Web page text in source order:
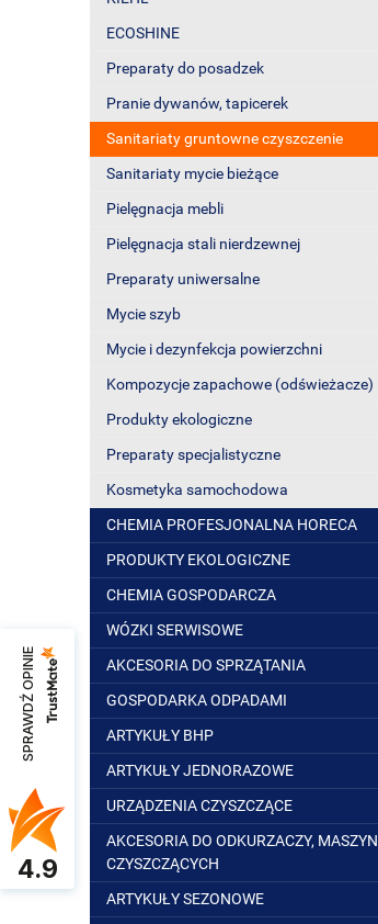
ECOSHINE
Preparaty do posadzek
Pranie dywanów, tapicerek
Sanitariaty gruntowne czyszczenie
Sanitariaty mycie bieżące
Pielęgnacja mebli
Pielęgnacja stali nierdzewnej
Preparaty uniwersalne
Mycie szyb
Mycie i dezynfekcja powierzchni
Kompozycje zapachowe (odświeżacze)
Produkty ekologiczne
Preparaty specjalistyczne
Kosmetyka samochodowa
CHEMIA PROFESJONALNA HORECA
PRODUKTY EKOLOGICZNE
CHEMIA GOSPODARCZA
WÓZKI SERWISOWE
AKCESORIA DO SPRZĄTANIA
GOSPODARKA ODPADAMI
ARTYKUŁY BHP
ARTYKUŁY JEDNORAZOWE
URZĄDZENIA CZYSZCZĄCE
AKCESORIA DO ODKURZACZY, MASZYN
CZYSZCZĄCYCH
ARTYKUŁY SEZONOWE
SPRAWDŹ OPINIE
4.9